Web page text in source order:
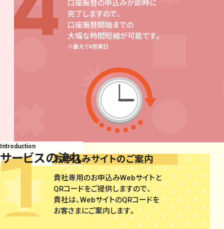
口座振替の申込みが即時に
完了しますので、
口座振替開始までの
大幅な時間短縮が可能です。
最大で4営業日
Introduction
サービスの流れお申込みサイトのご案内
貴社専用のお申込みWebサイトと
QRコードをご提供しますので、
貴社は、WebサイトのQRコードを
お客さまにご案内します。